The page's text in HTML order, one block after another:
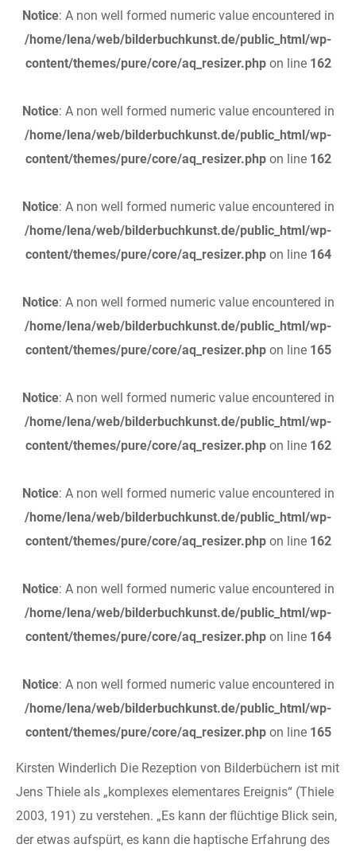
Notice: A non well formed numeric value encountered in
/home/lena/web/bilderbuchkunst.de/public_html/wp-
content/themes/pure/core/aq_resizer.phpon line 162
Notice: A non well formed numeric value encountered in
/home/lena/web/bilderbuchkunst.de/public_html/wp-
content/themes/pure/core/aq_resizer.phpon line 162
Notice: A non well formed numeric value encountered in
/home/lena/web/bilderbuchkunst.de/public_html/wp-
content/themes/pure/core/aq_resizer.phpon line 164
Notice: A non well formed numeric value encountered in
/home/lena/web/bilderbuchkunst.de/public_html/wp-
content/themes/pure/core/aq_resizer.phpon line 165
Notice: A non well formed numeric value encountered in
/home/lena/web/bilderbuchkunst.de/public_html/wp-
content/themes/pure/core/aq_resizer.phpon line 162
Notice: A non well formed numeric value encountered in
/home/lena/web/bilderbuchkunst.de/public_html/wp-
content/themes/pure/core/aq_resizer.phpon line 162
Notice: A non well formed numeric value encountered in
/home/lena/web/bilderbuchkunst.de/public_html/wp-
content/themes/pure/core/aq_resizer.phpon line 164
Notice: A non well formed numeric value encountered in
/home/lena/web/bilderbuchkunst.de/public_html/wp-
content/themes/pure/core/aq_resizer.phpon line 165
Kirsten Winderlich Die Rezeption von Bilderbüchern ist mit
Jens Thiele als „komplexes elementares Ereignis“ (Thiele
2003, 191) zu verstehen. „Es kann der flüchtige Blick sein,
der etwas aufspürt, es kann die haptische Erfahrung des